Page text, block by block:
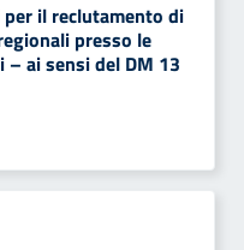
il reclutamento di
presso le
ai sensi del DM 13